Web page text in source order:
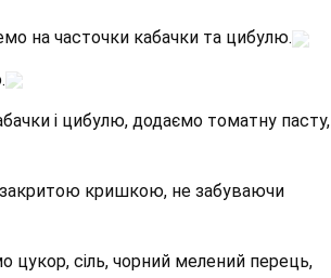
на часточки кабачки та цибулю.
і цибулю, додаємо томатну пасту,
кришкою, не забуваючи
цукор, сіль, чорний мелений перець,